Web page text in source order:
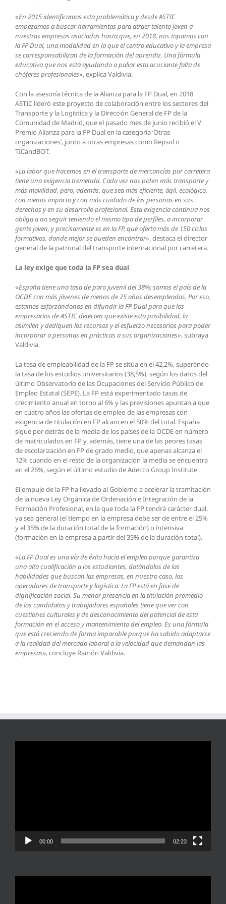
«En 2015 identificamos esta problemática y desde ASTIC
empezamos a buscar herramientas para atraer talento joven a
nuestras empresas asociadas hasta que, en 2018, nos topamos con
la FP Dual, una modalidad en la que el centro educativo y la empresa
se corresponsabilizan de la formación del aprendiz. Una fórmula
educativa que nos está ayudando a paliar esta acuciante falta de
chóferes profesionales», explica Valdivia.
Con la asesoría técnica de la Alianza para la FP Dual, en 2018
ASTIC lideró este proyecto de colaboración entre los sectores del
Transporte y la Logística y la Dirección General de FP de la
Comunidad de Madrid, que el pasado mes de junio recibió el V
Premio Alianza para la FP Dual en la categoría ‘Otras
organizaciones’, junto a otras empresas como Repsol o
TICandBOT.
«La labor que hacemos en el transporte de mercancías por carretera
tiene una exigencia tremenda. Cada vez nos piden más transporte y
más movilidad, pero, además, que sea más eficiente, ágil, ecológico,
con menos impacto y con más cuidado de las personas en sus
derechos y en su desarrollo profesional. Esta exigencia continua nos
obliga a no seguir teniendo el mismo tipo de perfiles, a incorporar
gente joven, y precisamente es en la FP, que oferta más de 150 ciclos
formativos, donde mejor se pueden encontrar», destaca el director
general de la patronal del transporte internacional por carretera.
La ley exige que toda la FP sea dual
«España tiene una tasa de paro juvenil del 38%; somos el país de la
OCDE con más jóvenes de menos de 25 años desempleados. Por eso,
estamos esforzándonos en difundir la FP Dual para que los
empresarios de ASTIC detecten que existe esta posibilidad, la
asimilen y dediquen los recursos y el esfuerzo necesarios para poder
incorporar a personas en prácticas a sus organizaciones», subraya
Valdivia.
La tasa de empleabilidad de la FP se sitúa en el 42,2%, superando
la tasa de los estudios universitarios (38,5%), según los datos del
último Observatorio de las Ocupaciones del Servicio Público de
Empleo Estatal (SEPE). La FP está experimentado tasas de
crecimiento anual en torno al 6% y las previsiones apuntan a que
en cuatro años las ofertas de empleo de las empresas con
exigencia de titulación en FP alcancen el 50% del total. España
sigue por detrás de la media de los países de la OCDE en número
de matriculados en FP y, además, tiene una de las peores tasas
de escolarización en FP de grado medio, que apenas alcanza el
12% cuando en el resto de la organización la media se encuentra
en el 26%, según el último estudio de Adecco Group Institute.
El empuje de la FP ha llevado al Gobierno a acelerar la tramitación
de la nueva Ley Orgánica de Ordenación e Integración de la
Formación Profesional, en la que toda la FP tendrá carácter dual,
ya sea general (el tiempo en la empresa debe ser de entre el 25%
y el 35% de la duración total de la formación) o intensiva
(formación en la empresa a partir del 35% de la duración total).
«La FP Dual es una vía de éxito hacia el empleo porque garantiza
una alta cualificación a los estudiantes, dotándolos de las
habilidades que buscan las empresas, en nuestro caso, los
operadores de transporte y logística. La FP está en fase de
dignificación social. Su menor presencia en la titulación promedio
de los candidatos y trabajadores españoles tiene que ver con
cuestiones culturales y de desconocimiento del potencial de esta
formación en el acceso y mantenimiento del empleo. Es una fórmula
que está creciendo de forma imparable porque ha sabido adaptarse
a la realidad del mercado laboral a la velocidad que demandan las
empresas», concluye Ramón Valdivia.
00:00 02:23